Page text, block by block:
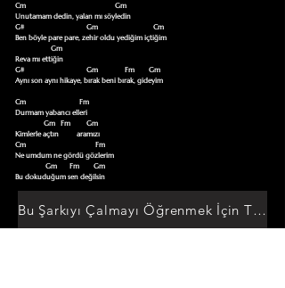
Cm                                                  Gm
Unutamam dedin, yalan mı söyledin
G#                                   Gm                               Cm
Ben böyle pare pare, zehir oldu yediğim içtiğim
Reva mı ettiğin
G#                                   Gm               Fm        Gm
Aynı son aynı hikaye, bırak beni bırak, gideyim
Cm                              Fm
Durmam yabancı elleri
Kimlerle açtın          aramızı
Cm                                       Fm
Ne umdum ne gördü gözlerim
Bu dokuduğum sen değilsin
Bu Şarkıyı Çalmayı Öğrenmek İçin Tıklayın